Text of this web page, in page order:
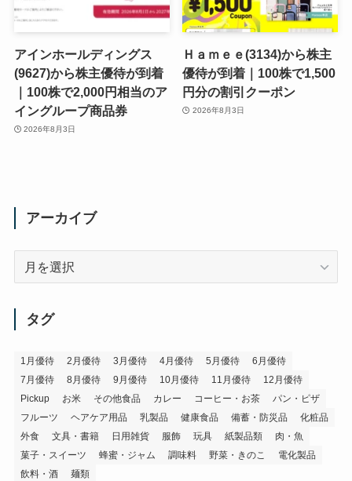
アインホールディングス
(9627)から株主優待が到着
｜100株で2,000円相当のア
イングループ商品券
2026年8月3日
Ｈａｍｅｅ(3134)から株主
優待が到着｜100株で1,500
円分の割引クーポン
2026年8月3日
アーカイブ
タグ
1月優待 2月優待 3月優待 4月優待 5月優待
6月優待
7月優待
8月優待 9月優待 10月優待 11月優待
12月優待
Pickup
お米 その他食品 カレー コーヒー・お茶
パン・ピザ
フルーツ
ヘアケア用品 乳製品 健康食品 備蓄・防災品
化粧品
外食
文具・書籍 日用雑貨 服飾 玩具 紙製品類
肉・魚
菓子・スイーツ
蜂蜜・ジャム 調味料 野菜・きのこ
電化製品
飲料・酒
麺類